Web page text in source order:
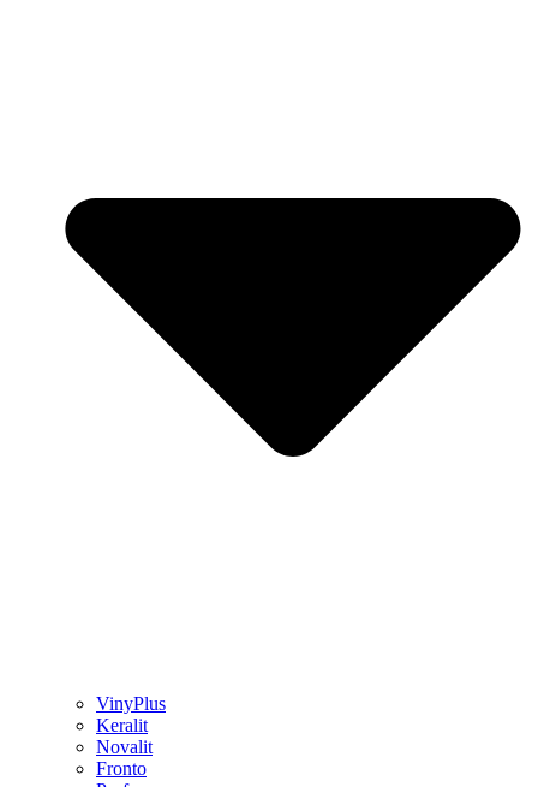
VinyPlus
Keralit
Novalit
Fronto